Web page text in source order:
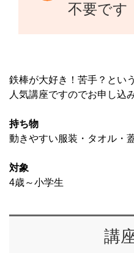
不要です
鉄棒が大好き！苦手？とい
人気講座ですのでお申し込
持ち物
動きやすい服装・タオル・
対象
4歳～小学生
講